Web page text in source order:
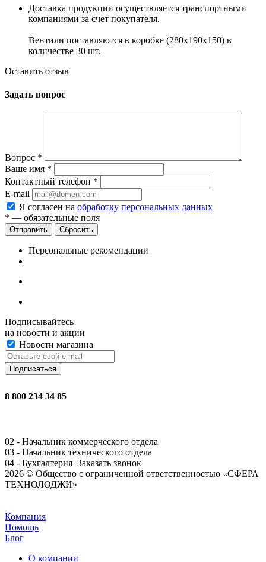
Доставка продукции осуществляется транспортными
компаниями за счет покупателя.
Вентили поставляются в коробке (280x190x150) в
количестве 30 шт.
Оставить отзыв
Задать вопрос
Вопрос *
Ваше имя *
Контактный телефон *
E-mail
Я согласен на обработку персональных данных
* — обязательные поля
Сбросить
Персональные рекомендации
Подписывайтесь
на новости и акции
Новости магазина
8 800 234 34 85
02 - Начальник коммерческого отдела
03 - Начальник технического отдела
04 - Бухгалтерия Заказать звонок
2026 © Общество с ограниченной ответственностью «СФЕРА
ТЕХНОЛОДЖИ»
Компания
Помощь
Блог
О компании